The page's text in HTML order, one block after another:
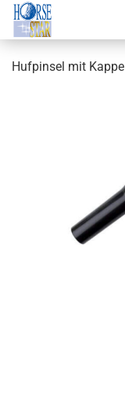
Hufpinsel mit Kappe